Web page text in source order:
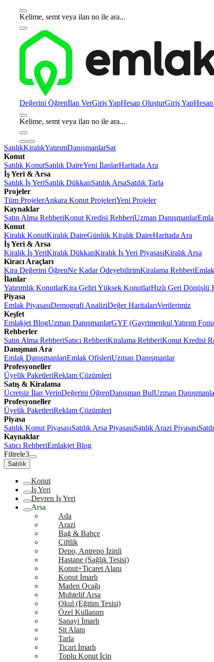
Kelime, semt veya ilan no ile ara...
Değerini Öğrenİlan VerGiriş YapHesap OluşturGiriş Yap
Kelime, semt veya ilan no ile ara...
SatılıkKiralıkYatırımDanışmanlarSat
Konut
Satılık KonutSatılık DaireYeni İlanlarHaritada Ara
İş Yeri & Arsa
Satılık İş YeriSatılık DükkanSatılık ArsaSatılık Tarla
Projeler
Tüm ProjelerAnkara Konut ProjeleriYeni Projeler
Kaynaklar
Satın Alma RehberiKonut Kredisi RehberiUzman Danışmanlar
Konut
Kiralık KonutKiralık DaireGünlük Kiralık DaireHaritada Ara
İş Yeri & Arsa
Kiralık İş YeriKiralık DükkanKiralık İş Yeri PiyasasıKiralık Arsa
Kiracı Araçları
Kira Değerini ÖğrenNe Kadar ÖdeyebilirimKiralama Rehberi
İlanlar
Yatırımlık KonutlarKira Geliri Yüksek KonutlarHızlı Geri Dönüşlü
Piyasa
Emlak PiyasasıDemografi AnaliziDeğer HaritalarıVerilerimiz
Keşfet
Emlakjet BlogUzman DanışmanlarGYF (Gayrimenkul Yatırım
Rehberler
Satın Alma RehberiSatıcı RehberiKiralama RehberiKonut Kredisi
Danışman Ara
Emlak DanışmanlarıEmlak OfisleriUzman Danışmanlar
Profesyoneller
Üyelik PaketleriReklam Çözümleri
Satış & Kiralama
Ücretsiz İlan VerinDeğerini ÖğrenDanışman BulUzman
Profesyoneller
Üyelik PaketleriReklam Çözümleri
Piyasa
Satılık Konut PiyasasıSatılık Arsa PiyasasıSatılık Arazi Piyasası
Kaynaklar
Satıcı RehberiEmlakjet Blog
Filtrele3
Satılık
Konut
İş Yeri
Devren İş Yeri
Arsa
Ada
Arazi
Bağ & Bahçe
Çiftlik
Depo, Antrepo İzinli
Hastane (Sağlık Tesisi)
Konut+Ticaret Alanı
Konut İmarlı
Maden Ocağı
Muhtelif Arsa
Okul (Eğitim Tesisi)
Özel Kullanım
Sanayi İmarlı
Sit Alanı
Tarla
Ticari İmarlı
Toplu Konut İçin